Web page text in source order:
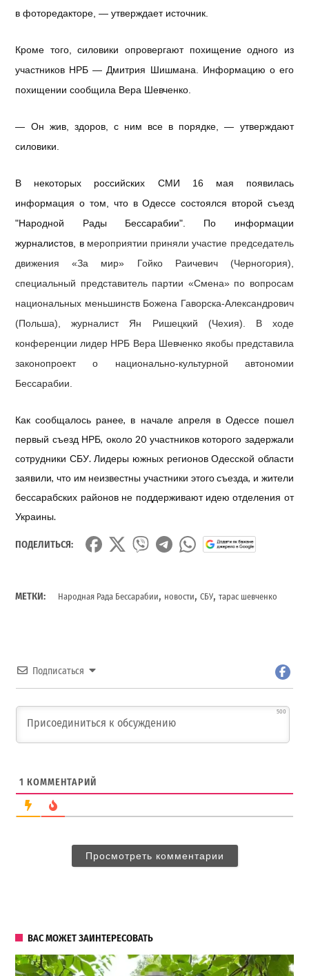
в фоторедакторе, — утверждает источник.
Кроме того, силовики опровергают похищение одного из
участников НРБ — Дмитрия Шишмана. Информацию о его
похищении сообщила Вера Шевченко.
— Он жив, здоров, с ним все в порядке, — утверждают
силовики.
В некоторых российских СМИ 16 мая появилась
информация о том, что в Одессе состоялся второй съезд
"Народной Рады Бессарабии". По информации
журналистов, вмероприятии приняли участие председатель
движения «За мир» Гойко Раичевич (Черногория),
специальный представитель партии «Смена» по вопросам
национальных меньшинств Божена Гаворска-Александрович
(Польша), журналист Ян Ришецкий (Чехия). В ходе
конференции лидер НРБ Вера Шевченко якобы представила
законопроект о национально-культурной автономии
Бессарабии.
Как сообщалось ранее, в начале апреля в Одессе пошел
первый съезд НРБ, около 20 участников которого задержали
сотрудники СБУ. Лидеры южных регионов Одесской области
заявили, что им неизвестны участники этого съезда, и жители
бессарабских районов не поддерживают идею отделения от
Украины.
ПОДЕЛИТЬСЯ:
МЕТКИ: Народная Рада Бессарабии, новости,СБУ,тарас шевченко
Подписаться
500
1 КОММЕНТАРИЙ
Просмотреть комментарии
ВАС МОЖЕТ ЗАИНТЕРЕСОВАТЬ